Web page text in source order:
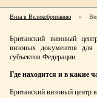
Виза в Великобританию »
Британский визовый
визовых документов
субъектов Федерации.
Где находится и в какие
Британский визовый центр